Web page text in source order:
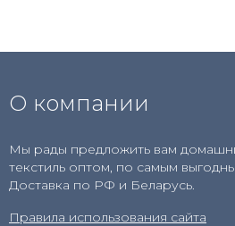
О компании
Мы рады предложить вам
текстиль оптом, по самым
Доставка по РФ и Беларусь.
Правила использования сайта